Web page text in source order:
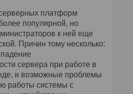
платформ
популярной, но
к ней еще
Причин тому несколько:
сервера при работе в
и возможные проблемы
работы системы с